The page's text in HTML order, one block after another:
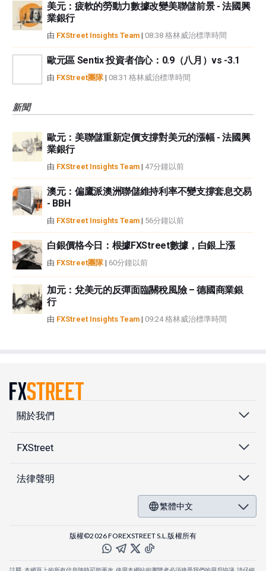
美元：疲軟的勞動力數據改變美聯儲前景 - 法國興
業銀行
由 FXStreet Insights Team | 08:38 格林威治標準時間
歐元區 Sentix 投資者信心：0.9（八月）vs -3.1
由 FXStreet團隊| 08:31 格林威治標準時間
新聞
歐元：美聯儲重新定價支撐對美元的漲幅 - 法國興
業銀行
由 FXStreet Insights Team | 47分鐘以前
澳元：偏鷹派澳洲聯儲維持利率不變支撐套息交易
- BBH
由 FXStreet Insights Team | 56分鐘以前
白銀價格今日：根據FXStreet數據，白銀上漲
由 FXStreet團隊| 60分鐘以前
加元：兌美元的反彈面臨關稅風險 – 德國商業銀
行
由 FXStreet Insights Team | 09:24 格林威治標準時間
關於我們
FXStreet
法律聲明
繁體中文
版權©2026 FOREXSTREET S.L.版權所有